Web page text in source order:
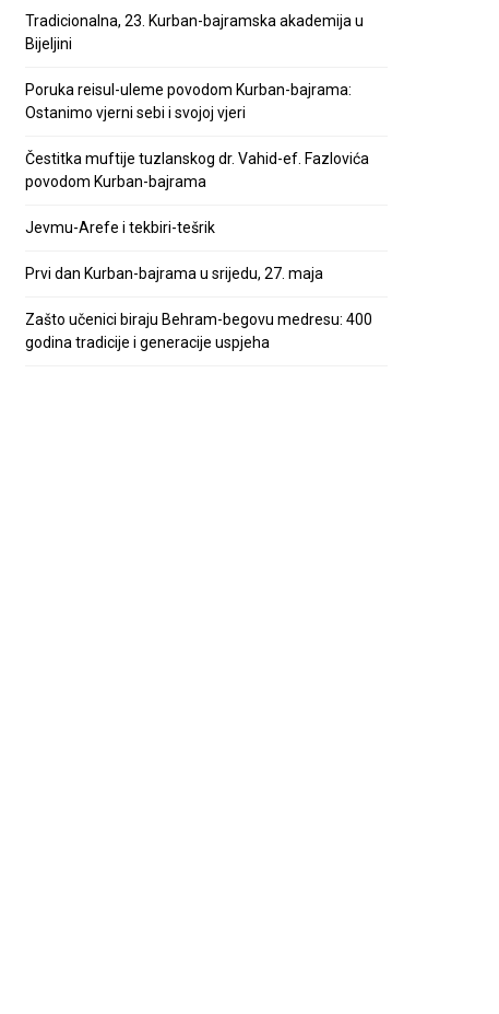
Tradicionalna, 23. Kurban-bajramska akademija u
Bijeljini
Poruka reisul-uleme povodom Kurban-bajrama:
Ostanimo vjerni sebi i svojoj vjeri
Čestitka muftije tuzlanskog dr. Vahid-ef. Fazlovića
povodom Kurban-bajrama
Jevmu-Arefe i tekbiri-tešrik
Prvi dan Kurban-bajrama u srijedu, 27. maja
Zašto učenici biraju Behram-begovu medresu: 400
godina tradicije i generacije uspjeha